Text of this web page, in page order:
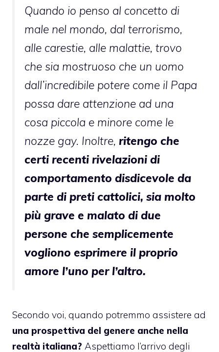
Quando io penso al concetto di
male nel mondo, dal terrorismo,
alle carestie, alle malattie, trovo
che sia mostruoso che un uomo
dall’incredibile potere come il Papa
possa dare attenzione ad una
cosa piccola e minore come le
nozze gay. Inoltre, ritengo che
certi recenti rivelazioni di
comportamento disdicevole da
parte di preti cattolici, sia molto
più grave e malato di due
persone che semplicemente
vogliono esprimere il proprio
amore l’uno per l’altro.
Secondo voi, quando potremmo assistere ad
una prospettiva del genere anche nella
realtà italiana? Aspettiamo l’arrivo degli